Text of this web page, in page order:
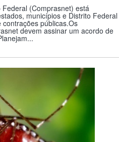
(Comprasnet) está
municípios e Distrito Federal
públicas.Os
devem assinar um acordo de